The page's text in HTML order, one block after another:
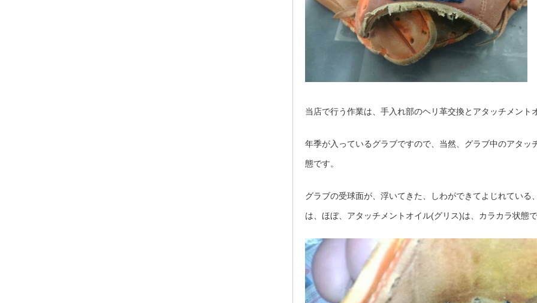
当店で行う作業は、手入れ部のヘリ革交換とアタッチメント
年季が入っているグラブですので、当然、グラブ中のアタッ
態です。
グラブの受球面が、浮いてきた、しわができてよじれている
は、ほぼ、アタッチメントオイル(グリス)は、カラカラ状態